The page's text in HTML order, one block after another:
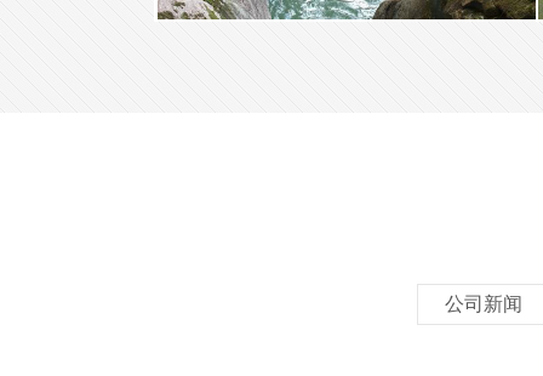
公司新闻